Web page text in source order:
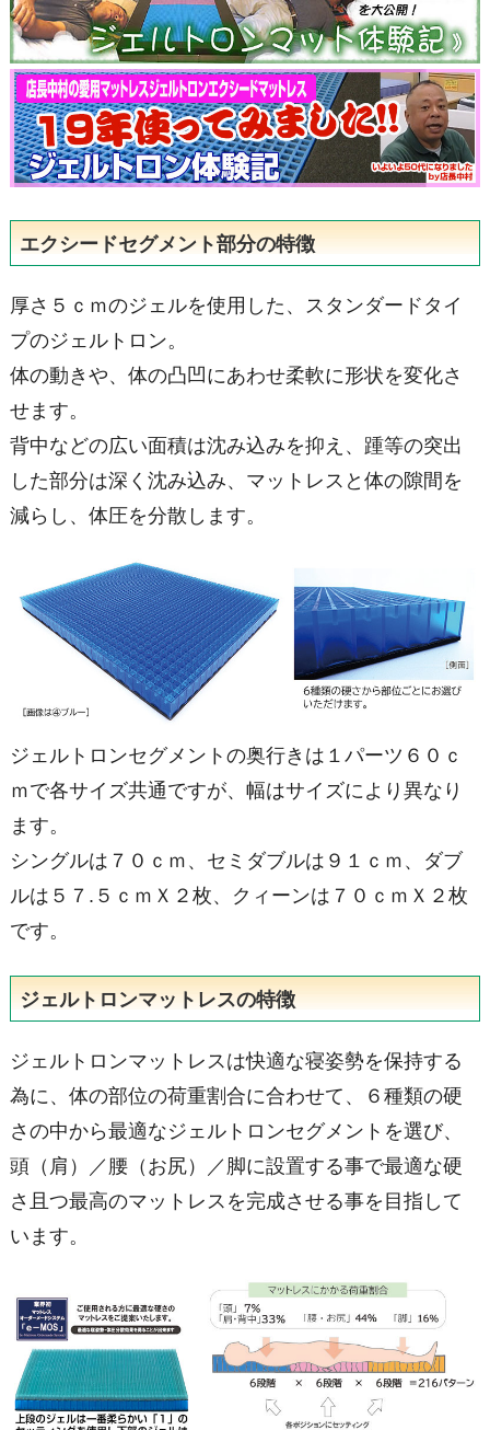
エクシードセグメント部分の特徴
厚さ５ｃｍのジェルを使用した、スタンダードタイ
プのジェルトロン。
体の動きや、体の凸凹にあわせ柔軟に形状を変化さ
せます。
背中などの広い面積は沈み込みを抑え、踵等の突出
した部分は深く沈み込み、マットレスと体の隙間を
減らし、体圧を分散します。
ジェルトロンセグメントの奥行きは１パーツ６０ｃ
ｍで各サイズ共通ですが、幅はサイズにより異なり
ます。
シングルは７０ｃｍ、セミダブルは９１ｃｍ、ダブ
ルは５７.５ｃｍＸ２枚、クィーンは７０ｃｍＸ２枚
です。
ジェルトロンマットレスの特徴
ジェルトロンマットレスは快適な寝姿勢を保持する
為に、体の部位の荷重割合に合わせて、６種類の硬
さの中から最適なジェルトロンセグメントを選び、
頭（肩）／腰（お尻）／脚に設置する事で最適な硬
さ且つ最高のマットレスを完成させる事を目指して
います。